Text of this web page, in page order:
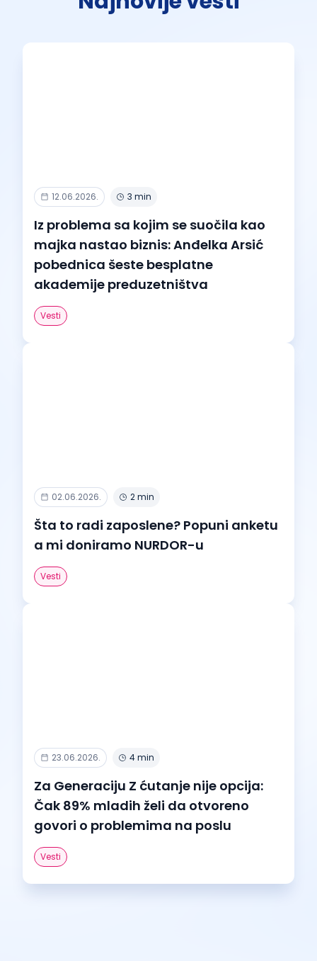
12.06.2026. 3 min
Iz problema sa kojim se suočila kao
majka nastao biznis: Anđelka Arsić
pobednica šeste besplatne
akademije preduzetništva
Vesti
02.06.2026. 2 min
Šta to radi zaposlene? Popuni anketu
a mi doniramo NURDOR-u
Vesti
23.06.2026. 4 min
Za Generaciju Z ćutanje nije opcija:
Čak 89% mladih želi da otvoreno
govori o problemima na poslu
Vesti